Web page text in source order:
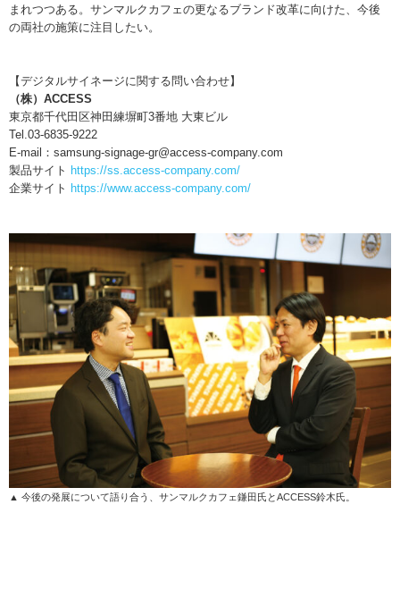
まれつつある。サンマルクカフェの更なるブランド改革に向けた、今後
の両社の施策に注目したい。
【デジタルサイネージに関する問い合わせ】
（株）ACCESS
東京都千代田区神田練塀町3番地 大東ビル
Tel.03-6835-9222
E-mail：samsung-signage-gr@access-company.com
製品サイト https://ss.access-company.com/
企業サイト https://www.access-company.com/
▲ 今後の発展について語り合う、サンマルクカフェ鎌田氏とACCESS鈴木氏。